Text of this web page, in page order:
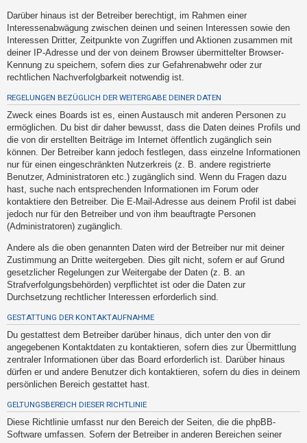
A
k
t
i
v
e
T
h
e
m
e
n
S
u
c
e
F
A
Q
Darüber hinaus ist der Betreiber berechtigt, im Rahmen einer
Interessenabwägung zwischen deinen und seinen Interessen sowie den
Interessen Dritter, Zeitpunkte von Zugriffen und Aktionen zusammen mit
deiner IP-Adresse und der von deinem Browser übermittelter Browser-
Kennung zu speichern, sofern dies zur Gefahrenabwehr oder zur
rechtlichen Nachverfolgbarkeit notwendig ist.
REGELUNGEN BEZÜGLICH DER WEITERGABE DEINER DATEN
Zweck eines Boards ist es, einen Austausch mit anderen Personen zu
ermöglichen. Du bist dir daher bewusst, dass die Daten deines Profils und
die von dir erstellten Beiträge im Internet öffentlich zugänglich sein
können. Der Betreiber kann jedoch festlegen, dass einzelne Informationen
nur für einen eingeschränkten Nutzerkreis (z. B. andere registrierte
Benutzer, Administratoren etc.) zugänglich sind. Wenn du Fragen dazu
hast, suche nach entsprechenden Informationen im Forum oder
kontaktiere den Betreiber. Die E-Mail-Adresse aus deinem Profil ist dabei
jedoch nur für den Betreiber und von ihm beauftragte Personen
(Administratoren) zugänglich.
Andere als die oben genannten Daten wird der Betreiber nur mit deiner
Zustimmung an Dritte weitergeben. Dies gilt nicht, sofern er auf Grund
gesetzlicher Regelungen zur Weitergabe der Daten (z. B. an
Strafverfolgungsbehörden) verpflichtet ist oder die Daten zur
Durchsetzung rechtlicher Interessen erforderlich sind.
GESTATTUNG DER KONTAKTAUFNAHME
Du gestattest dem Betreiber darüber hinaus, dich unter den von dir
angegebenen Kontaktdaten zu kontaktieren, sofern dies zur Übermittlung
zentraler Informationen über das Board erforderlich ist. Darüber hinaus
dürfen er und andere Benutzer dich kontaktieren, sofern du dies in deinem
persönlichen Bereich gestattet hast.
GELTUNGSBEREICH DIESER RICHTLINIE
Diese Richtlinie umfasst nur den Bereich der Seiten, die die phpBB-
Software umfassen. Sofern der Betreiber in anderen Bereichen seiner